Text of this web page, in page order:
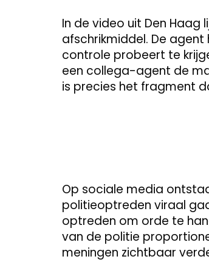
In de video uit Den
afschrikmiddel. De
controle probeert te
een collega-agent de
is precies het fragment
Op sociale media
politieoptreden viraal
optreden om orde te
van de politie
meningen zichtbaar